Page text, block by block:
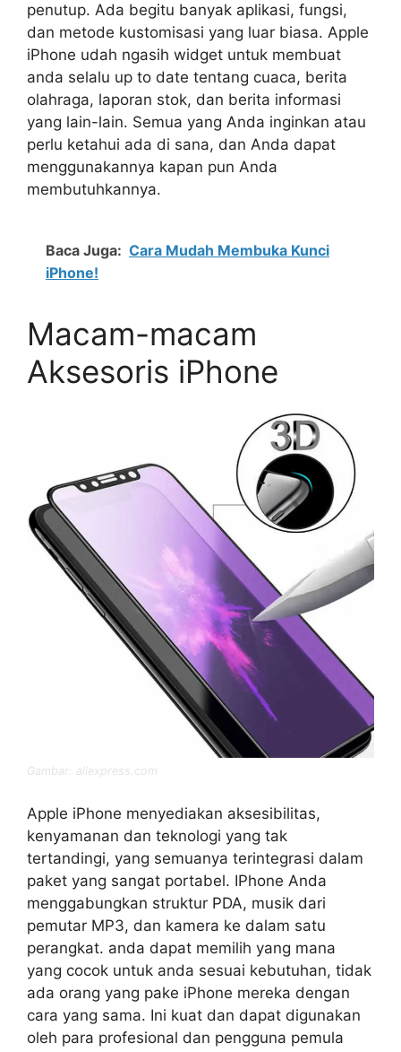
penutup. Ada begitu banyak aplikasi, fungsi,
dan metode kustomisasi yang luar biasa. Apple
iPhone udah ngasih widget untuk membuat
anda selalu up to date tentang cuaca, berita
olahraga, laporan stok, dan berita informasi
yang lain-lain. Semua yang Anda inginkan atau
perlu ketahui ada di sana, dan Anda dapat
menggunakannya kapan pun Anda
membutuhkannya.
Baca Juga: Cara Mudah Membuka Kunci
iPhone!
Macam-macam
Aksesoris iPhone
Gambar: aliexpress.com
Apple iPhone menyediakan aksesibilitas,
kenyamanan dan teknologi yang tak
tertandingi, yang semuanya terintegrasi dalam
paket yang sangat portabel. IPhone Anda
menggabungkan struktur PDA, musik dari
pemutar MP3, dan kamera ke dalam satu
perangkat. anda dapat memilih yang mana
yang cocok untuk anda sesuai kebutuhan, tidak
ada orang yang pake iPhone mereka dengan
cara yang sama. Ini kuat dan dapat digunakan
oleh para profesional dan pengguna pemula